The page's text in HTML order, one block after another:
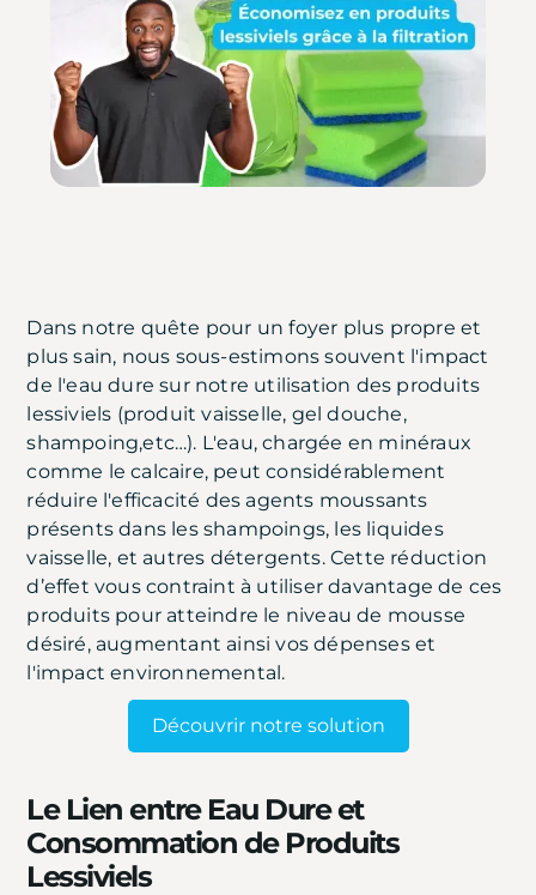
Dans notre quête pour un foyer plus propre et
plus sain, nous sous-estimons souvent l'impact
de l'eau dure sur notre utilisation des produits
lessiviels (produit vaisselle, gel douche,
shampoing,etc…). L'eau, chargée en minéraux
comme le calcaire, peut considérablement
réduire l'efficacité des agents moussants
présents dans les shampoings, les liquides
vaisselle, et autres détergents. Cette réduction
d’effet vous contraint à utiliser davantage de ces
produits pour atteindre le niveau de mousse
désiré, augmentant ainsi vos dépenses et
l'impact environnemental.
Découvrir notre solution
Le Lien entre Eau Dure et
Consommation de Produits
Lessiviels